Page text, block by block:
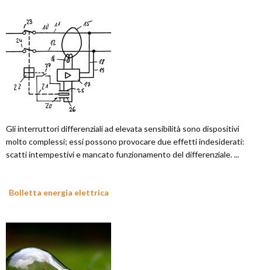
Gli interruttori differenziali ad elevata sensibilità sono dispositivi
molto complessi; essi possono provocare due effetti indesiderati:
scatti intempestivi e mancato funzionamento del differenziale. ...
Bolletta energia elettrica